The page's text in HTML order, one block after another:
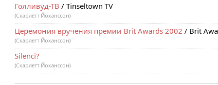
Голливуд-ТВ / Tinseltown TV
(Скарлетт Йоханссон)
Церемония вручения премии Brit Awards 2002 / Brit
(Скарлетт Йоханссон)
Silenci?
(Скарлетт Йоханссон)